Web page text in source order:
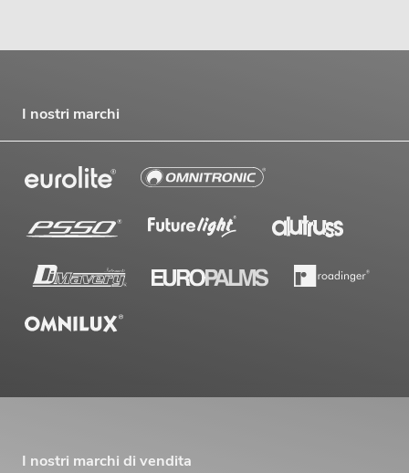
I nostri marchi
I nostri marchi di vendita